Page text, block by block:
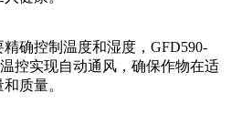
精确控制温度和湿度，GFD590-
控实现自动通风，确保作物在适
质量。